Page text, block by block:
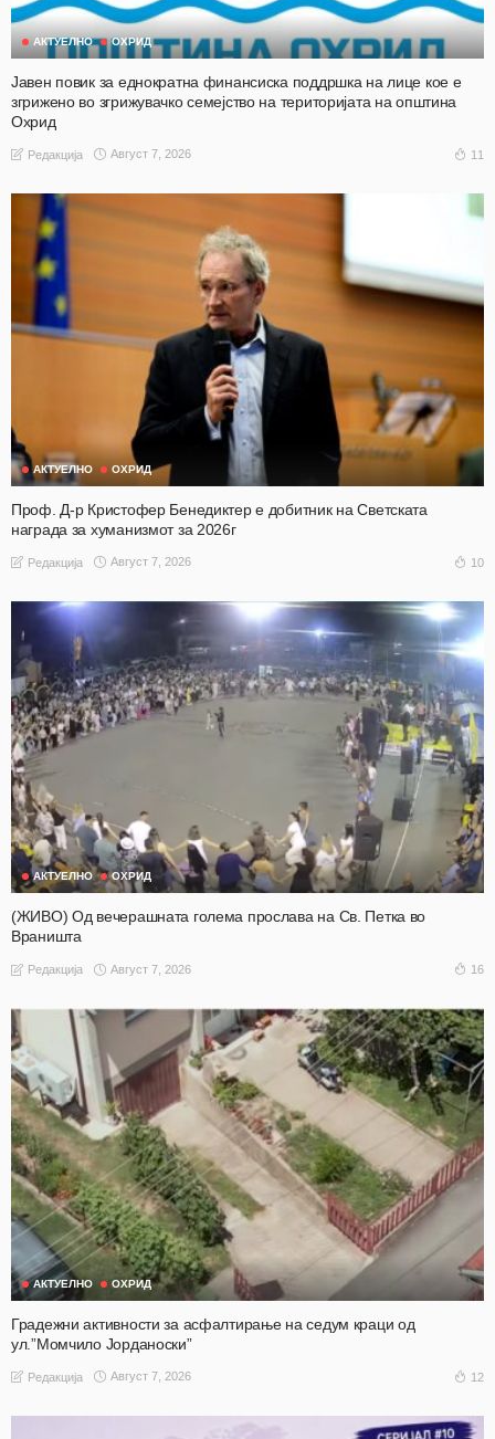
АКТУЕЛНО ОХРИД
Јавен повик за еднократна финансиска поддршка на лице кое е
згрижено во згрижувачко семејство на територијата на општина
Охрид
Редакција Август 7, 2026 11
АКТУЕЛНО ОХРИД
Проф. Д-р Кристофер Бенедиктер е добитник на Светската
награда за хуманизмот за 2026г
Редакција Август 7, 2026 10
АКТУЕЛНО ОХРИД
(ЖИВО) Од вечерашната голема прослава на Св. Петка во
Враништа
Редакција Август 7, 2026 16
АКТУЕЛНО ОХРИД
Градежни активности за асфалтирање на седум краци од
ул.”Момчило Јорданоски”
Редакција Август 7, 2026 12